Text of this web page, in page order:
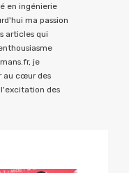
en ingénierie
ma passion
articles qui
je
au cœur des
des